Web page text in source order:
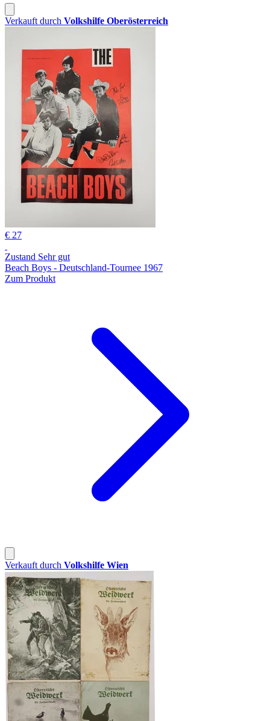
Verkauft durch Volkshilfe Oberösterreich
€ 27
Zustand Sehr gut
Beach Boys - Deutschland-Tournee 1967
Zum Produkt
Verkauft durch Volkshilfe Wien